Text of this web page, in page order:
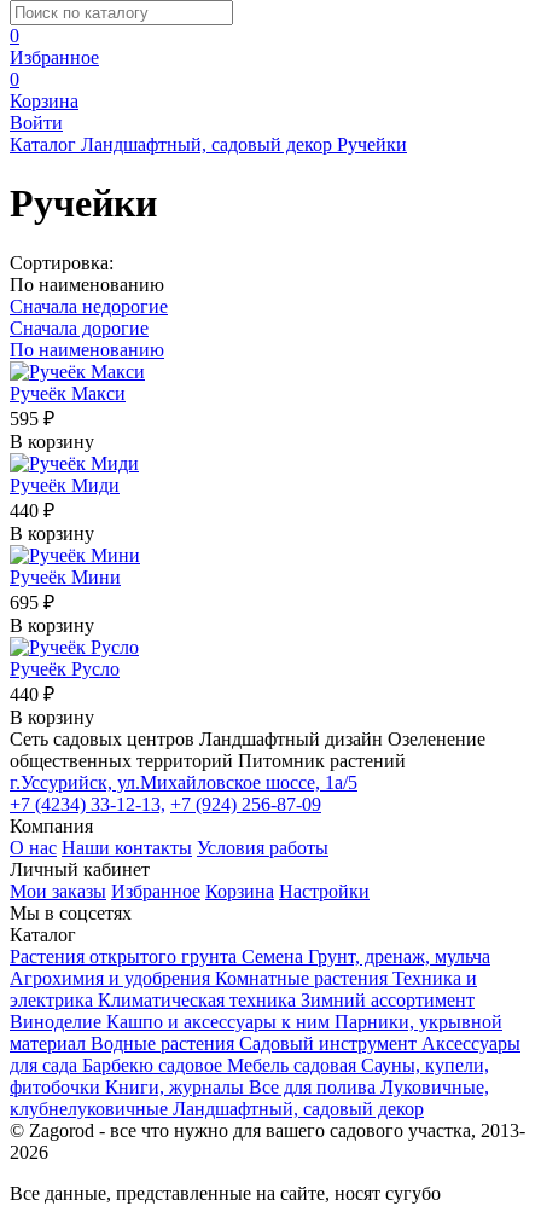
0
Избранное
0
Корзина
Войти
Каталог Ландшафтный, садовый декор Ручейки
Ручейки
Сортировка:
По наименованию
Сначала недорогие
Сначала дорогие
По наименованию
Ручеёк Макси
595 ₽
В корзину
Ручеёк Миди
440 ₽
В корзину
Ручеёк Мини
695 ₽
В корзину
Ручеёк Русло
440 ₽
В корзину
Сеть садовых центров Ландшафтный дизайн Озеленение
общественных территорий Питомник растений
г.Уссурийск, ул.Михайловское шоссе, 1а/5
+7 (4234) 33-12-13, +7 (924) 256-87-09
Компания
О нас Наши контакты Условия работы
Личный кабинет
Мои заказы Избранное Корзина Настройки
Мы в соцсетях
Каталог
Растения открытого грунта Семена Грунт, дренаж, мульча
Агрохимия и удобрения Комнатные растения Техника и
электрика Климатическая техника Зимний ассортимент
Виноделие Кашпо и аксессуары к ним Парники, укрывной
материал Водные растения Садовый инструмент Аксессуары
для сада Барбекю садовое Мебель садовая Сауны, купели,
фитобочки Книги, журналы Все для полива Луковичные,
клубнелуковичные Ландшафтный, садовый декор
© Zagorod - все что нужно для вашего садового участка, 2013-
2026
Все данные, представленные на сайте, носят сугубо